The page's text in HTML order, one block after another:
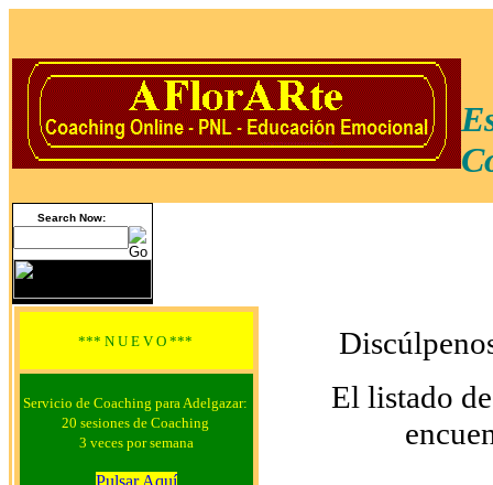
Search Now:
*** N U E V O ***
Servicio de Coaching para Adelgazar:
20 sesiones de Coaching
3 veces por semana
Pulsar Aquí
El listado